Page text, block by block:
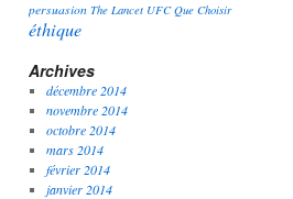
persuasion The Lancet UFC Que Choisir
éthique
Archives
décembre 2014
novembre 2014
octobre 2014
mars 2014
février 2014
janvier 2014